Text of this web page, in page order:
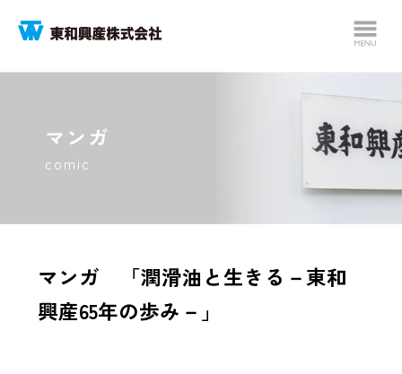
マンガ
comic
マンガ 「潤滑油と生きる－東和
興産65年の歩み－」